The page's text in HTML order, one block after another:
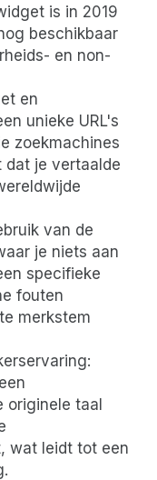
is in 2019
beschikbaar
en non-
en
unieke URL's
zoekmachines
dat je vertaalde
van de
je niets aan
specifieke
fouten
merkstem
originele taal
wat leidt tot een